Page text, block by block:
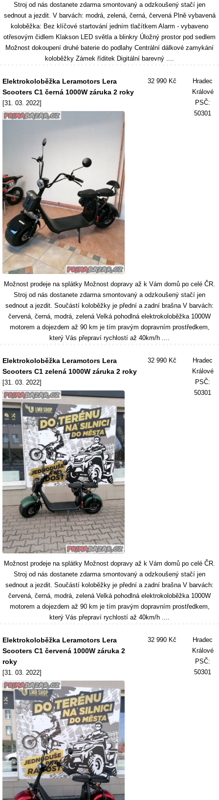
Stroj od nás dostanete zdarma smontovaný a odzkoušený stačí jen
sednout a jezdit. V barvách: modrá, zelená, černá, červená Plně vybavená
koloběžka: Bez klíčové startování jedním tlačítkem Alarm - vybaveno
otřesovým čidlem Klakson LED světla a blinkry Úložný prostor pod sedlem
Možnost dokoupení druhé baterie do podlahy Centrální dálkové zamykání
koloběžky Zámek říditek Digitální barevný ....
Elektrokoloběžka Leramotors Lera
Scooters C1 černá 1000W záruka 2 roky
[31. 03. 2022]
32 990 Kč
Hradec
Králové
PSČ:
50301
Možnost prodeje na splátky Možnost dopravy až k Vám domů po celé ČR.
Stroj od nás dostanete zdarma smontovaný a odzkoušený stačí jen
sednout a jezdit. Součástí koloběžky je přední a zadní brašna V barvách:
červená, černá, modrá, zelená Velká pohodlná elektrokoloběžka 1000W
motorem a dojezdem až 90 km je tím pravým dopravním prostředkem,
který Vás přepraví rychlostí až 40km/h ....
Elektrokoloběžka Leramotors Lera
Scooters C1 zelená 1000W záruka 2 roky
[31. 03. 2022]
32 990 Kč
Hradec
Králové
PSČ:
50301
Možnost prodeje na splátky Možnost dopravy až k Vám domů po celé ČR.
Stroj od nás dostanete zdarma smontovaný a odzkoušený stačí jen
sednout a jezdit. Součástí koloběžky je přední a zadní brašna V barvách:
červená, černá, modrá, zelená Velká pohodlná elektrokoloběžka 1000W
motorem a dojezdem až 90 km je tím pravým dopravním prostředkem,
který Vás přepraví rychlostí až 40km/h ....
Elektrokoloběžka Leramotors Lera
Scooters C1 červená 1000W záruka 2
roky
[31. 03. 2022]
32 990 Kč
Hradec
Králové
PSČ:
50301